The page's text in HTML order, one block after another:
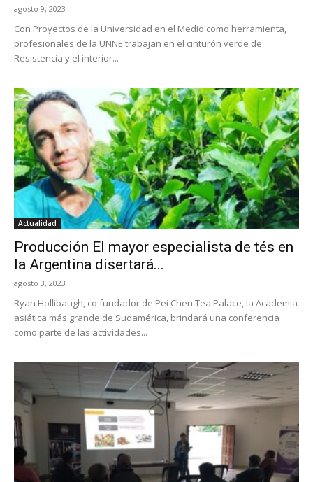
agosto 9, 2023
Con Proyectos de la Universidad en el Medio como herramienta,
profesionales de la UNNE trabajan en el cinturón verde de
Resistencia y el interior...
Actualidad
Producción El mayor especialista de tés en
la Argentina disertará...
agosto 3, 2023
Ryan Hollibaugh, co fundador de Pei Chen Tea Palace, la Academia
asiática más grande de Sudamérica, brindará una conferencia
como parte de las actividades...